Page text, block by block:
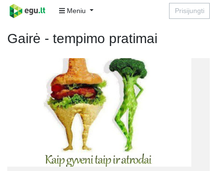
Meniu Prisijungti
Gairė - tempimo pratimai